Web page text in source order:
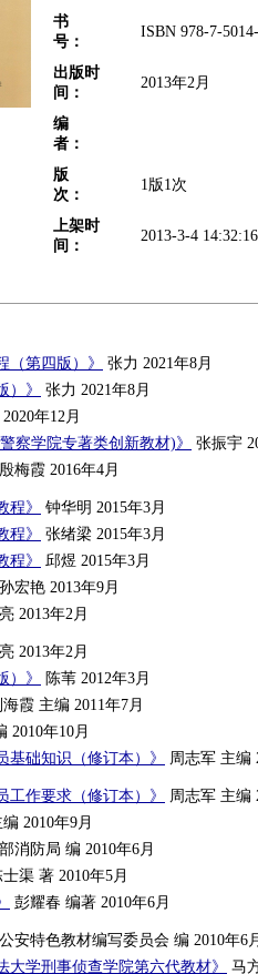
书
号：
ISBN 978-7-
出版时
间：
2013年2月
编
者：
版
次：
1版1次
上架时
间：
2013-3-4 14:32:16
（第四版）》
张力 2021年8月
）》
张力 2021年8月
年12月
察学院专著类创新教材)》
张振宇
殷梅霞 2016年4月
程》
钟华明 2015年3月
程》
张绪梁 2015年3月
程》
邱煜 2015年3月
孙宏艳 2013年9月
2013年2月
2013年2月
）》
陈苇 2012年3月
霞 主编 2011年7月
2010年10月
基础知识（修订本）》
周志军 主编
工作要求（修订本）》
周志军 主编
2010年9月
消防局 编 2010年6月
渠 著 2010年5月
彭耀春 编著 2010年6月
安特色教材编写委员会 编 2010年6月
学刑事侦查学院第六代教材》
马